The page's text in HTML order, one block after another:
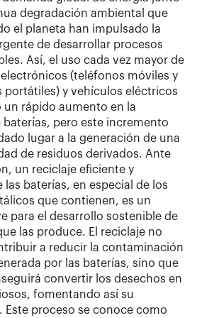
degradación ambiental que
el planeta han impulsado la
de desarrollar procesos
Así, el uso cada vez mayor de
(teléfonos móviles y
portátiles) y vehículos eléctricos
un rápido aumento en la
baterías, pero este incremento
lugar a la generación de una
de residuos derivados. Ante
un reciclaje eficiente y
las baterías, en especial de los
que contienen, es un
para el desarrollo sostenible de
las produce. El reciclaje no
a reducir la contaminación
por las baterías, sino que
convertir los desechos en
fomentando así su
Este proceso se conoce como